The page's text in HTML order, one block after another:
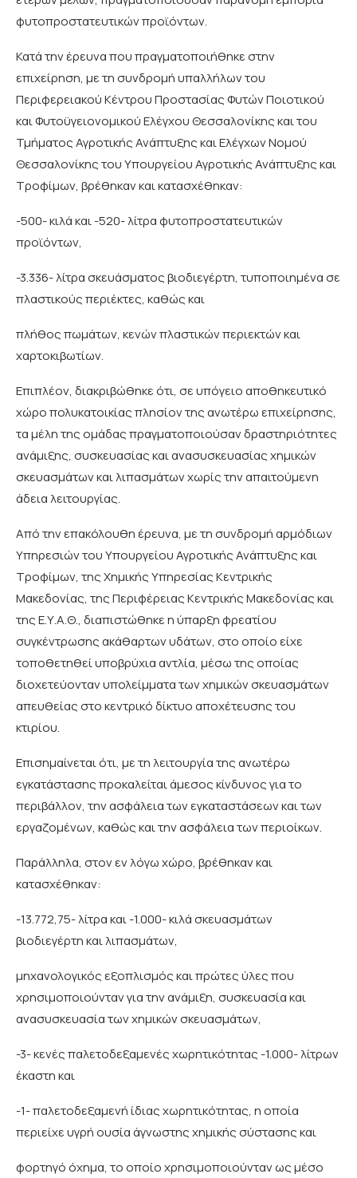
φυτοπροστατευτικών προϊόντων.
Κατά την έρευνα που πραγματοποιήθηκε στην
επιχείρηση, με τη συνδρομή υπαλλήλων του
Περιφερειακού Κέντρου Προστασίας Φυτών Ποιοτικού
και Φυτοϋγειονομικού Ελέγχου Θεσσαλονίκης και του
Τμήματος Αγροτικής Ανάπτυξης και Ελέγχων Νομού
Θεσσαλονίκης του Υπουργείου Αγροτικής Ανάπτυξης και
Τροφίμων, βρέθηκαν και κατασχέθηκαν:
-500- κιλά και -520- λίτρα φυτοπροστατευτικών
προϊόντων,
-3.336- λίτρα σκευάσματος βιοδιεγέρτη, τυποποιημένα σε
πλαστικούς περιέκτες, καθώς και
πλήθος πωμάτων, κενών πλαστικών περιεκτών και
χαρτοκιβωτίων.
Επιπλέον, διακριβώθηκε ότι, σε υπόγειο αποθηκευτικό
χώρο πολυκατοικίας πλησίον της ανωτέρω επιχείρησης,
τα μέλη της ομάδας πραγματοποιούσαν δραστηριότητες
ανάμιξης, συσκευασίας και ανασυσκευασίας χημικών
σκευασμάτων και λιπασμάτων χωρίς την απαιτούμενη
άδεια λειτουργίας.
Από την επακόλουθη έρευνα, με τη συνδρομή αρμόδιων
Υπηρεσιών του Υπουργείου Αγροτικής Ανάπτυξης και
Τροφίμων, της Χημικής Υπηρεσίας Κεντρικής
Μακεδονίας, της Περιφέρειας Κεντρικής Μακεδονίας και
της Ε.Υ.Α.Θ., διαπιστώθηκε η ύπαρξη φρεατίου
συγκέντρωσης ακάθαρτων υδάτων, στο οποίο είχε
τοποθετηθεί υποβρύχια αντλία, μέσω της οποίας
διοχετεύονταν υπολείμματα των χημικών σκευασμάτων
απευθείας στο κεντρικό δίκτυο αποχέτευσης του
κτιρίου.
Επισημαίνεται ότι, με τη λειτουργία της ανωτέρω
εγκατάστασης προκαλείται άμεσος κίνδυνος για το
περιβάλλον, την ασφάλεια των εγκαταστάσεων και των
εργαζομένων, καθώς και την ασφάλεια των περιοίκων.
Παράλληλα, στον εν λόγω χώρο, βρέθηκαν και
κατασχέθηκαν:
-13.772,75- λίτρα και -1.000- κιλά σκευασμάτων
βιοδιεγέρτη και λιπασμάτων,
μηχανολογικός εξοπλισμός και πρώτες ύλες που
χρησιμοποιούνταν για την ανάμιξη, συσκευασία και
ανασυσκευασία των χημικών σκευασμάτων,
-3- κενές παλετοδεξαμενές χωρητικότητας -1.000- λίτρων
έκαστη και
-1- παλετοδεξαμενή ίδιας χωρητικότητας, η οποία
περιείχε υγρή ουσία άγνωστης χημικής σύστασης και
φορτηγό όχημα, το οποίο χρησιμοποιούνταν ως μέσο